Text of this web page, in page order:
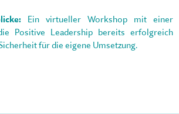
Ein virtueller Workshop mit einer
Positive Leadership bereits erfolgreich
für die eigene Umsetzung.